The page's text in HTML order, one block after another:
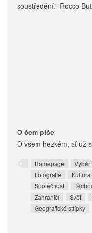
soustředění." Rocco
O čem píše
O všem hezkém, ať už
Homepage Výběr
Fotografie
Kultura
Společnost
Zahraničí
Svět
Geografické střípky